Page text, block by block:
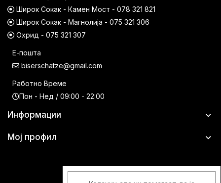
Широк Сокак - Камен Мост - 078 321 821
Широк Сокак - Магнолија - 075 321 306
Охрид - 075 321 307
Е-пошта
biserschatze@gmail.com
Работно Време
Пон - Нед / 09:00 - 22:00
Информации
Мој профил